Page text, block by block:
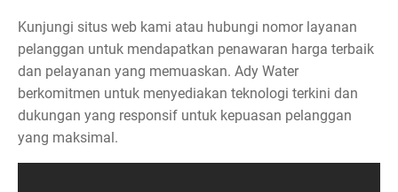
Kunjungi situs web kami atau hubungi nomor layanan
pelanggan untuk mendapatkan penawaran harga terbaik
dan pelayanan yang memuaskan. Ady Water
berkomitmen untuk menyediakan teknologi terkini dan
dukungan yang responsif untuk kepuasan pelanggan
yang maksimal.